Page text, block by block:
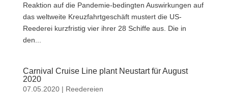
Reaktion auf die Pandemie-bedingten Auswirkungen auf
das weltweite Kreuzfahrtgeschäft mustert die US-
Reederei kurzfristig vier ihrer 28 Schiffe aus. Die in
den...
Carnival Cruise Line plant Neustart für August
2020
07.05.2020| Reedereien